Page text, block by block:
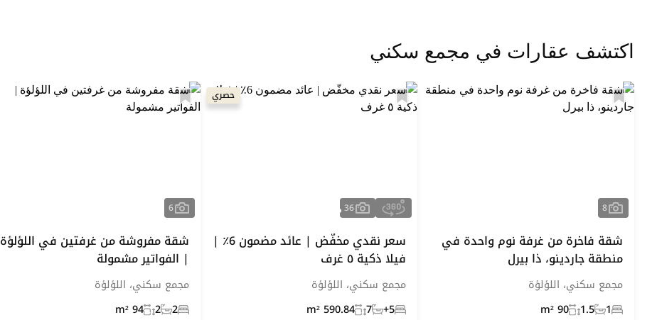
اكتشف عقارات في مجمع سكني
8
شقة فاخرة من غرفة نوم واحدة في
منطقة جاردينو، ذا بيرل
مجمع سكني، اللؤلؤة
1
1.5
90 m²
حصري
36
سعر نقدي مخفّض | عائد مضمون 6٪ |
فيلا ذكية ٥ غرف
مجمع سكني، اللؤلؤة
5+
7
590.84 m²
6
شقة مفروشة من غرفتين في اللؤلؤة
| الفواتير مشمولة
مجمع سكني، اللؤلؤة
2
2
94 m²